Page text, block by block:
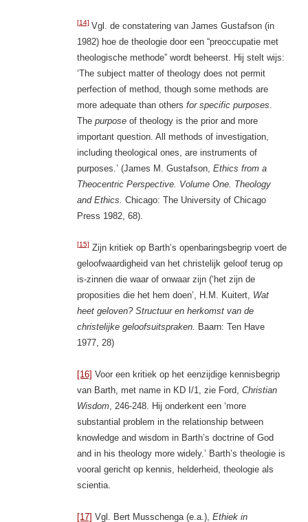
[14] Vgl. de constatering van James Gustafson (in
1982) hoe de theologie door een “preoccupatie met
theologische methode” wordt beheerst. Hij stelt wijs:
‘The subject matter of theology does not permit
perfection of method, though some methods are
more adequate than others for specific purposes
The purposeof theology is the prior and more
important question. All methods of investigation,
including theological ones, are instruments of
purposes.’ (James M. Gustafson, Ethics from a
Theocentric Perspective. Volume One. Theology
and Ethics. Chicago: The University of Chicago
Press 1982, 68).
[15] Zijn kritiek op Barth’s openbaringsbegrip voert de
geloofwaardigheid van het christelijk geloof terug op
is-zinnen die waar of onwaar zijn (‘het zijn de
proposities die het hem doen’, H.M. Kuitert, Wat
heet geloven? Structuur en herkomst van de
christelijke geloofsuitspraken. Baarn: Ten Have
1977, 28)
[16] Voor een kritiek op het eenzijdige kennisbegrip
van Barth, met name in KD I/1, zie Ford, Christian
Wisdom, 246-248. Hij onderkent een ‘more
substantial problem in the relationship between
knowledge and wisdom in Barth’s doctrine of God
and in his theology more widely.’ Barth’s theologie is
vooral gericht op kennis, helderheid, theologie als
scientia.
[17] Vgl. Bert Musschenga (e.a.), Ethiek in